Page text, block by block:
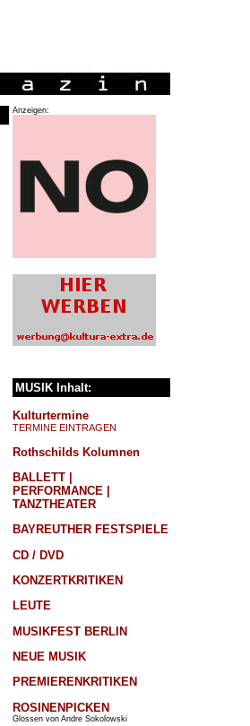
Anzeigen:
MUSIK Inhalt:
Kulturtermine
TERMINE EINTRAGEN
Rothschilds Kolumnen
BALLETT |
PERFORMANCE |
TANZTHEATER
BAYREUTHER FESTSPIELE
CD / DVD
KONZERTKRITIKEN
LEUTE
MUSIKFEST BERLIN
NEUE MUSIK
PREMIERENKRITIKEN
ROSINENPICKEN
Glossen von Andre Sokolowski